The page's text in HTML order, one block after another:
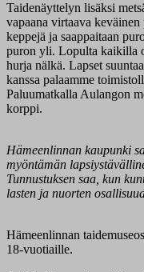
Taidenäyttelyn lisäksi
vapaana virtaava
keppejä ja saappaitaan
puron yli. Lopulta kaikilla
hurja nälkä. Lapset
kanssa palaamme
Paluumatkalla Aulangon
korppi.
Hämeenlinnan kaupunki
myöntämän
Tunnustuksen saa, kun
lasten ja nuorten
Hämeenlinnan
18-vuotiaille.